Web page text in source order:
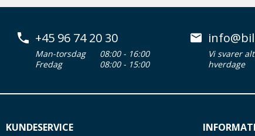
+45 96 74 20 30
Man-torsdag
08:00 - 16:00
Fredag
08:00 - 15:00
Vi svarer
hverdage
KUNDESERVICE